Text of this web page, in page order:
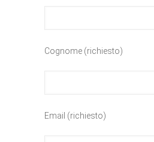
Cognome (richiesto)
Email (richiesto)